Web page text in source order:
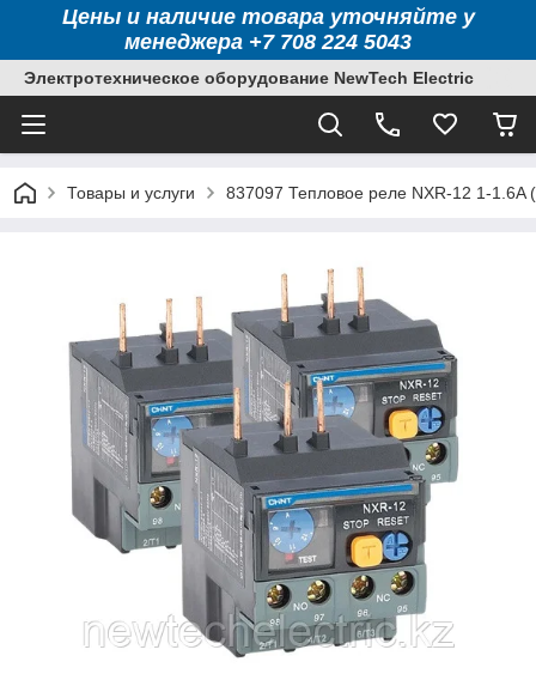
Цены и наличие товара уточняйте у
менеджера +7 708 224 5043
Электротехническое оборудование NewTech Electric
Товары и услуги 837097 Тепловое реле NXR-12 1-1.6A